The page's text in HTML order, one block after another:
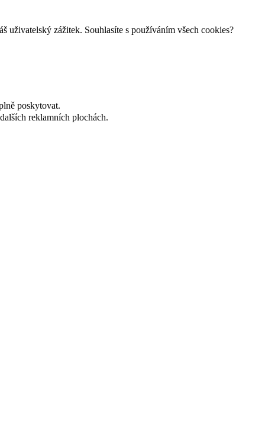
uživatelský zážitek. Souhlasíte s používáním všech cookies?
poskytovat.
reklamních plochách.